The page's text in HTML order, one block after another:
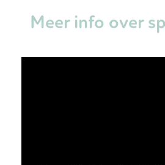
Meer info over